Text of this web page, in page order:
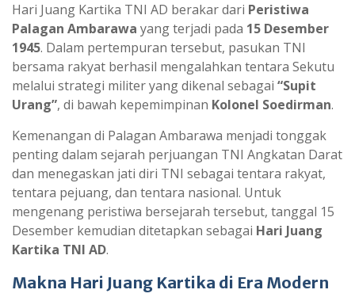
Hari Juang Kartika TNI AD berakar dari Peristiwa
Palagan Ambarawa yang terjadi pada 15 Desember
1945. Dalam pertempuran tersebut, pasukan TNI
bersama rakyat berhasil mengalahkan tentara Sekutu
melalui strategi militer yang dikenal sebagai “Supit
Urang”, di bawah kepemimpinan Kolonel Soedirman.
Kemenangan di Palagan Ambarawa menjadi tonggak
penting dalam sejarah perjuangan TNI Angkatan Darat
dan menegaskan jati diri TNI sebagai tentara rakyat,
tentara pejuang, dan tentara nasional. Untuk
mengenang peristiwa bersejarah tersebut, tanggal 15
Desember kemudian ditetapkan sebagai Hari Juang
Kartika TNI AD.
Makna Hari Juang Kartika di Era Modern